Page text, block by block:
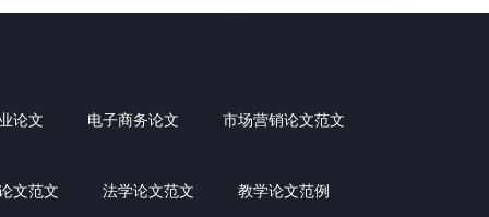
论文 电子商务论文 市场营销论文范文
文范文 法学论文范文 教学论文范例